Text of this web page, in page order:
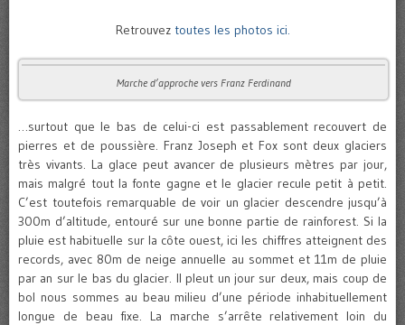
Retrouveztoutes les photos ici.
Marche d’approche vers Franz Ferdinand
…surtout que le bas de celui-ci est passablement recouvert de
pierres et de poussière. Franz Joseph et Fox sont deux glaciers
très vivants. La glace peut avancer de plusieurs mètres par jour,
mais malgré tout la fonte gagne et le glacier recule petit à petit.
C’est toutefois remarquable de voir un glacier descendre jusqu’à
300m d’altitude, entouré sur une bonne partie de rainforest. Si la
pluie est habituelle sur la côte ouest, ici les chiffres atteignent des
records, avec 80m de neige annuelle au sommet et 11m de pluie
par an sur le bas du glacier. Il pleut un jour sur deux, mais coup de
bol nous sommes au beau milieu d’une période inhabituellement
longue de beau fixe. La marche s’arrête relativement loin du